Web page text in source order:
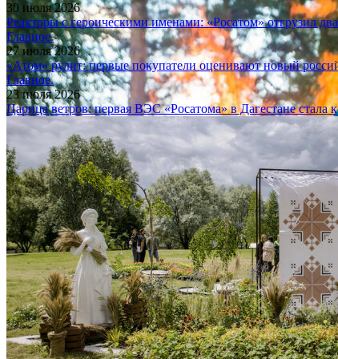
30 июля 2026
Реакторы с героическими именами: «Росатом» отгрузил
Главное.
27 июля 2026
«Атом» рулит: первые покупатели оценивают новый
Главное.
23 июля 2026
Царица ветров: первая ВЭС «Росатома» в Дагестане стала